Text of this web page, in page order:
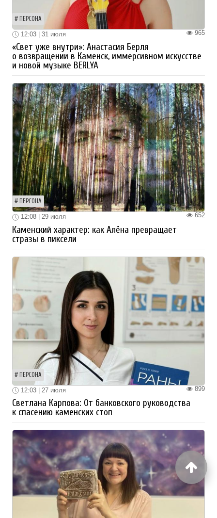
ПЕРСОНА
965
12:03 | 31 июля
«Свет уже внутри»: Анастасия Берля
о возвращении в Каменск, иммерсивном искусстве
и новой музыке BERLYA
ПЕРСОНА
652
12:08 | 29 июля
Каменский характер: как Алёна превращает
стразы в пиксели
ПЕРСОНА
899
12:03 | 27 июля
Светлана Карпова: От банковского руководства
к спасению каменских стоп